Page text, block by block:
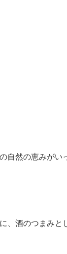
然の恵みがい
、酒のつまみと